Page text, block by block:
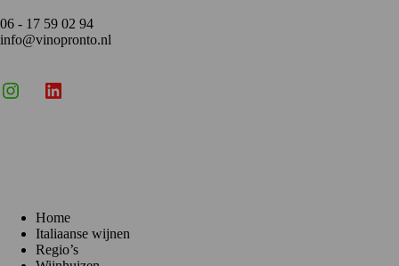
06 - 17 59 02 94
info@vinopronto.nl
InstagramLinkedIn
Home
Italiaanse wijnen
Regio’s